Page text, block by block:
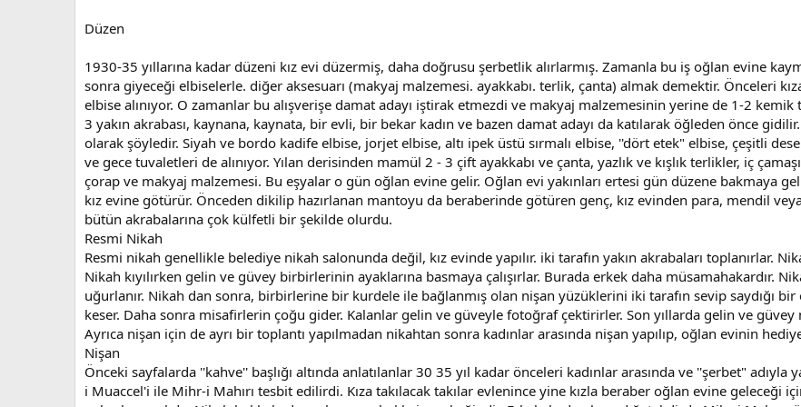
Düzen
1930-35 yıllarına kadar düzeni kız evi düzermiş, daha doğrusu şerbetlik alırlarmış. Zamanla bu iş oğlan evine
sonra giyeceği elbiselerle. diğer aksesuarı (makyaj malzemesi. ayakkabı. terlik, çanta) almak demektir. Önceleri
elbise alınıyor. O zamanlar bu alışverişe damat adayı iştirak etmezdi ve makyaj malzemesinin yerine de 1-2 kemik
3 yakın akrabası, kaynana, kaynata, bir evli, bir bekar kadın ve bazen damat adayı da katılarak öğleden önce
olarak şöyledir. Siyah ve bordo kadife elbise, jorjet elbise, altı ipek üstü sırmalı elbise, ''dört etek" elbise, çeşitli
ve gece tuvaletleri de alınıyor. Yılan derisinden mamül 2 - 3 çift ayakkabı ve çanta, yazlık ve kışlık terlikler, iç
çorap ve makyaj malzemesi. Bu eşyalar o gün oğlan evine gelir. Oğlan evi yakınları ertesi gün düzene bakmaya
kız evine götürür. Önceden dikilip hazırlanan mantoyu da beraberinde götüren genç, kız evinden para, mendil
bütün akrabalarına çok külfetli bir şekilde olurdu.
Resmi Nikah
Resmi nikah genellikle belediye nikah salonunda değil, kız evinde yapılır. iki tarafın yakın akrabaları toplanırlar.
Nikah kıyılırken gelin ve güvey birbirlerinin ayaklarına basmaya çalışırlar. Burada erkek daha müsamahakardır.
uğurlanır. Nikah dan sonra, birbirlerine bir kurdele ile bağlanmış olan nişan yüzüklerini iki tarafın sevip saydığı
keser. Daha sonra misafirlerin çoğu gider. Kalanlar gelin ve güveyle fotoğraf çektirirler. Son yıllarda gelin ve
Ayrıca nişan için de ayrı bir toplantı yapılmadan nikahtan sonra kadınlar arasında nişan yapılıp, oğlan evinin
Nişan
Önceki sayfalarda ''kahve'' başlığı altında anlatılanlar 30 35 yıl kadar önceleri kadınlar arasında ve ''şerbet" adıyla
i Muaccel'i ile Mihr-i Mahırı tesbit edilirdi. Kıza takılacak takılar evlenince yine kızla beraber oğlan evine geleceği